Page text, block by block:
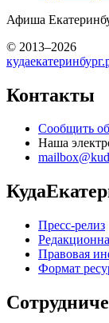
Афиша
© 2013–2026
Контакты
Сообщить
Наша
Пресс-релиз
Правовая
Формат